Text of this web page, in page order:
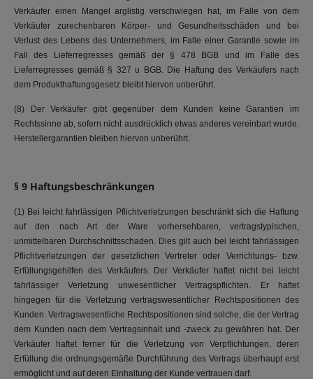
Verkäufer einen Mangel arglistig verschwiegen hat, im Falle von dem
Verkäufer zurechenbaren Körper- und Gesundheitsschäden und bei
Verlust des Lebens des Unternehmers, im Falle einer Garantie sowie im
Fall des Lieferregresses gemäß der § 478 BGB und im Falle des
Lieferregresses gemäß § 327 u BGB. Die Haftung des Verkäufers nach
dem Produkthaftungsgesetz bleibt hiervon unberührt.
(8) Der Verkäufer gibt gegenüber dem Kunden keine Garantien im
Rechtssinne ab, sofern nicht ausdrücklich etwas anderes vereinbart wurde.
Herstellergarantien bleiben hiervon unberührt.
§ 9 Haftungsbeschränkungen
(1) Bei leicht fahrlässigen Pflichtverletzungen beschränkt sich die Haftung
auf den nach Art der Ware vorhersehbaren, vertragstypischen,
unmittelbaren Durchschnittsschaden. Dies gilt auch bei leicht fahrlässigen
Pflichtverletzungen der gesetzlichen Vertreter oder Verrichtungs- bzw.
Erfüllungsgehilfen des Verkäufers. Der Verkäufer haftet nicht bei leicht
fahrlässiger Verletzung unwesentlicher Vertragspflichten. Er haftet
hingegen für die Verletzung vertragswesentlicher Rechtspositionen des
Kunden. Vertragswesentliche Rechtspositionen sind solche, die der Vertrag
dem Kunden nach dem Vertragsinhalt und -zweck zu gewähren hat. Der
Verkäufer haftet ferner für die Verletzung von Verpflichtungen, deren
Erfüllung die ordnungsgemäße Durchführung des Vertrags überhaupt erst
ermöglicht und auf deren Einhaltung der Kunde vertrauen darf.